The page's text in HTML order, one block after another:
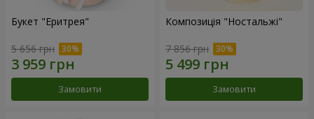
Букет "Еритрея"
5 656 грн
Замовити
Композиція "Ностальжі"
7 856 грн
Замовити